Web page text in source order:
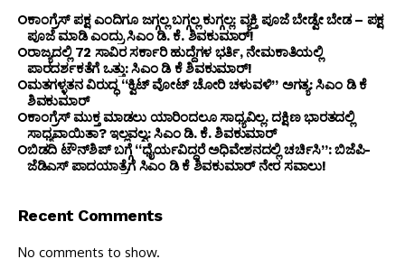
ಕಾಂಗ್ರೆಸ್ ಪಕ್ಷ ಎಂದಿಗೂ ಜಗ್ಗಲ್ಲ ಬಗ್ಗಲ್ಲ ಕುಗ್ಗಲ್ಲ: ವ್ಯಕ್ತಿ ಪೂಜೆ ಬೇಡ್ವೇ ಬೇಡ – ಪಕ್ಷ
ಪೂಜೆ ಮಾಡಿ ಎಂದ್ರು ಸಿಎಂ ಡಿ. ಕೆ. ಶಿವಕುಮಾರ್!
ರಾಜ್ಯದಲ್ಲಿ 72 ಸಾವಿರ ಸರ್ಕಾರಿ ಹುದ್ದೆಗಳ ಭರ್ತಿ, ನೇಮಕಾತಿಯಲ್ಲಿ
ಪಾರದರ್ಶಕತೆಗೆ ಒತ್ತು: ಸಿಎಂ ಡಿ ಕೆ ಶಿವಕುಮಾರ್!
ಮತಗಳ್ಳತನ ವಿರುದ್ಧ “ಕ್ವಿಟ್ ವೋಟ್ ಚೋರಿ ಚಳುವಳಿ” ಅಗತ್ಯ: ಸಿಎಂ ಡಿ ಕೆ
ಶಿವಕುಮಾರ್
ಕಾಂಗ್ರೆಸ್ ಮುಕ್ತ ಮಾಡಲು ಯಾರಿಂದಲೂ ಸಾಧ್ಯವಿಲ್ಲ. ದಕ್ಷಿಣ ಭಾರತದಲ್ಲಿ
ಸಾಧ್ಯವಾಯಿತಾ? ಇಲ್ಲವಲ್ವ: ಸಿಎಂ ಡಿ. ಕೆ. ಶಿವಕುಮಾರ್
ಬಿಡದಿ ಟೌನ್‌ಶಿಪ್ ಬಗ್ಗೆ “ಧೈರ್ಯವಿದ್ದರೆ ಅಧಿವೇಶನದಲ್ಲಿ ಚರ್ಚಿಸಿ”: ಬಿಜೆಪಿ-
ಜೆಡಿಎಸ್ ಪಾದಯಾತ್ರೆಗೆ ಸಿಎಂ ಡಿ ಕೆ ಶಿವಕುಮಾರ್ ನೇರ ಸವಾಲು!
Recent Comments
No comments to show.